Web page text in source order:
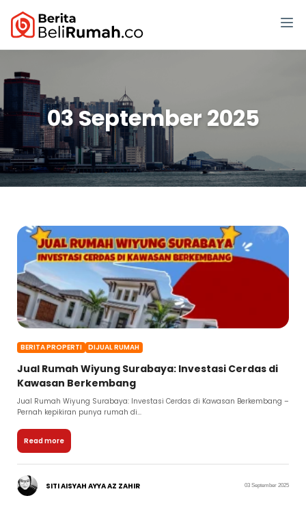
03 September 2025
BERITA PROPERTI DIJUAL RUMAH
Jual Rumah Wiyung Surabaya: Investasi Cerdas di
Kawasan Berkembang
Jual Rumah Wiyung Surabaya: Investasi Cerdas di Kawasan Berkembang –
Pernah kepikiran punya rumah di...
Read more
SITI AISYAH AYYA AZ ZAHIR 03 September 2025